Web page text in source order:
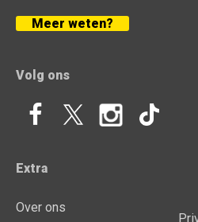
Meer weten?
Volg ons
Extra
Over ons